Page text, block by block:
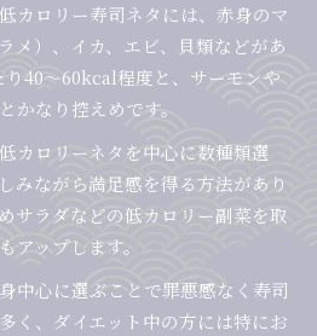
カロリー寿司ネタには、赤身のマ
メ）、イカ、エビ、貝類などがあ
り40～60kcal程度と、サーモンや
かなり控えめです。
カロリーネタを中心に数種類選
みながら満足感を得る方法があり
サラダなどの低カロリー副菜を取
アップします。
中心に選ぶことで罪悪感なく寿司
く、ダイエット中の方には特にお